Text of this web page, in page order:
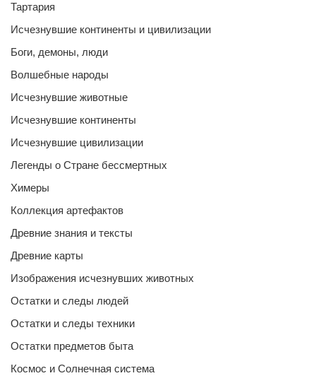
Тартария
Исчезнувшие континенты и цивилизации
Боги, демоны, люди
Волшебные народы
Исчезнувшие животные
Исчезнувшие континенты
Исчезнувшие цивилизации
Легенды о Стране бессмертных
Химеры
Коллекция артефактов
Древние знания и тексты
Древние карты
Изображения исчезнувших животных
Остатки и следы людей
Остатки и следы техники
Остатки предметов быта
Космос и Солнечная система